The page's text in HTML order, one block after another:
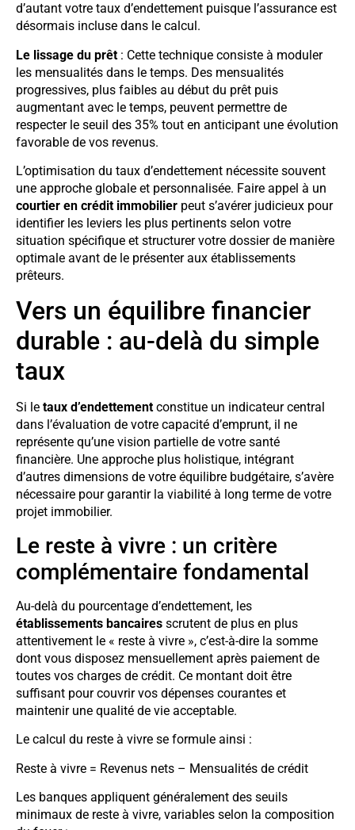
d’autant votre taux d’endettement puisque l’assurance est
désormais incluse dans le calcul.
Le lissage du prêt : Cette technique consiste à moduler
les mensualités dans le temps. Des mensualités
progressives, plus faibles au début du prêt puis
augmentant avec le temps, peuvent permettre de
respecter le seuil des 35% tout en anticipant une évolution
favorable de vos revenus.
L’optimisation du taux d’endettement nécessite souvent
une approche globale et personnalisée. Faire appel à un
courtier en crédit immobilier peut s’avérer judicieux pour
identifier les leviers les plus pertinents selon votre
situation spécifique et structurer votre dossier de manière
optimale avant de le présenter aux établissements
prêteurs.
Vers un équilibre financier
durable : au-delà du simple
taux
Si le taux d’endettement constitue un indicateur central
dans l’évaluation de votre capacité d’emprunt, il ne
représente qu’une vision partielle de votre santé
financière. Une approche plus holistique, intégrant
d’autres dimensions de votre équilibre budgétaire, s’avère
nécessaire pour garantir la viabilité à long terme de votre
projet immobilier.
Le reste à vivre : un critère
complémentaire fondamental
Au-delà du pourcentage d’endettement, les
établissements bancaires scrutent de plus en plus
attentivement le « reste à vivre », c’est-à-dire la somme
dont vous disposez mensuellement après paiement de
toutes vos charges de crédit. Ce montant doit être
suffisant pour couvrir vos dépenses courantes et
maintenir une qualité de vie acceptable.
Le calcul du reste à vivre se formule ainsi :
Reste à vivre = Revenus nets – Mensualités de crédit
Les banques appliquent généralement des seuils
minimaux de reste à vivre, variables selon la composition